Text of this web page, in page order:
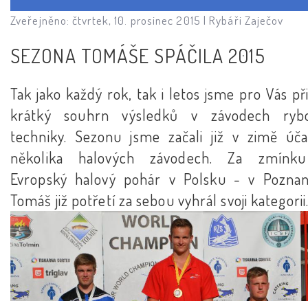
Zveřejněno: čtvrtek, 10. prosinec 2015 | Rybáři Zaječov
SEZONA TOMÁŠE SPÁČILA 2015
Tak jako každý rok, tak i letos jsme pro Vás
krátký souhrn výsledků v závodech
techniky. Sezonu jsme začali již v zimě
několika halových závodech. Za
Evropský halový pohár v Polsku - v
Tomáš již potřetí za sebou vyhrál svoji kategorii.